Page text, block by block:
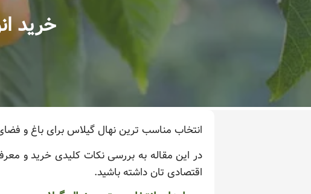
خرید
انتخاب مناسب ترین نهال گیلاس برای باغ و
در این مقاله به بررسی نکات کلیدی خرید و
اقتصادی تان داشته باشید.